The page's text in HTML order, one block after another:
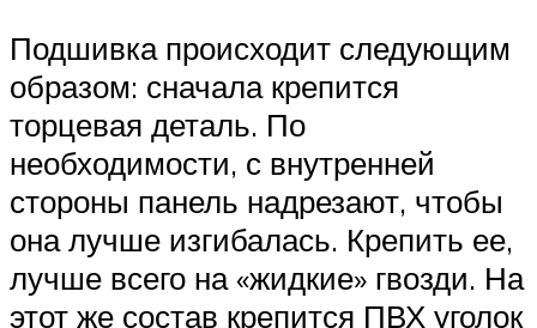
Подшивка происходит следующим
образом: сначала крепится
торцевая деталь. По
необходимости, с внутренней
стороны панель надрезают, чтобы
она лучше изгибалась. Крепить ее,
лучше всего на «жидкие» гвозди. На
этот же состав крепится ПВХ уголок